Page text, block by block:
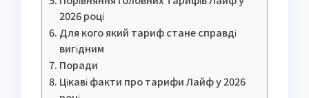
2026 році
Для кого який тариф стане справді
вигідним
Поради
Цікаві факти про тарифи Лайф у 2026